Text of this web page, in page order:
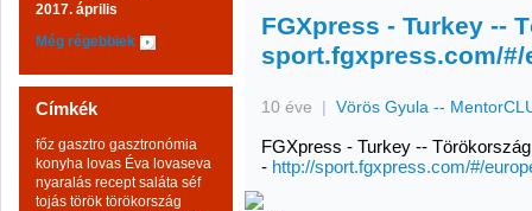
2017. április
Még régebbiek
Címkék
főz gasztro gasztronómia
konyha lovas Éva lovaseva
nyaralás recept saláta séf
tojás török törökország
FGXpress - Turkey --
sport.fgxpress.com/#/
10 éve | Vörös Gyula --
FGXpress - Turkey --
- http://sport.fgxpress.com/#/